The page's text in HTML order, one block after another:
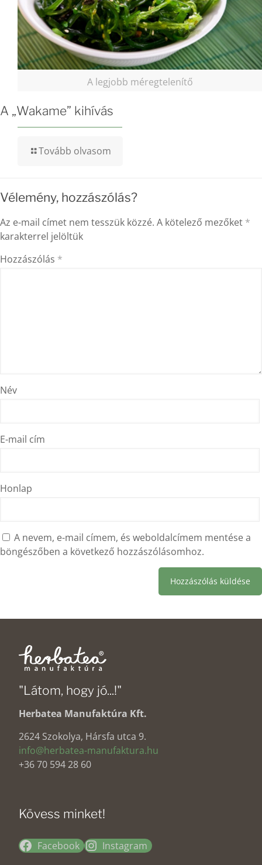
A legjobb méregtelenítő
A „Wakame” kihívás
Tovább olvasom
Vélemény, hozzászólás?
Az e-mail címet nem tesszük közzé. A kötelező mezőket *
karakterrel jelöltük
Hozzászólás *
Név
E-mail cím
Honlap
A nevem, e-mail címem, és weboldalcímem mentése a
böngészőben a következő hozzászólásomhoz.
"Látom, hogy jó...!"
Herbatea Manufaktúra Kft.
2624 Szokolya, Hársfa utca 9.
info@herbatea-manufaktura.hu
+36 70 594 28 60
Kövess minket!
Facebook Instagram